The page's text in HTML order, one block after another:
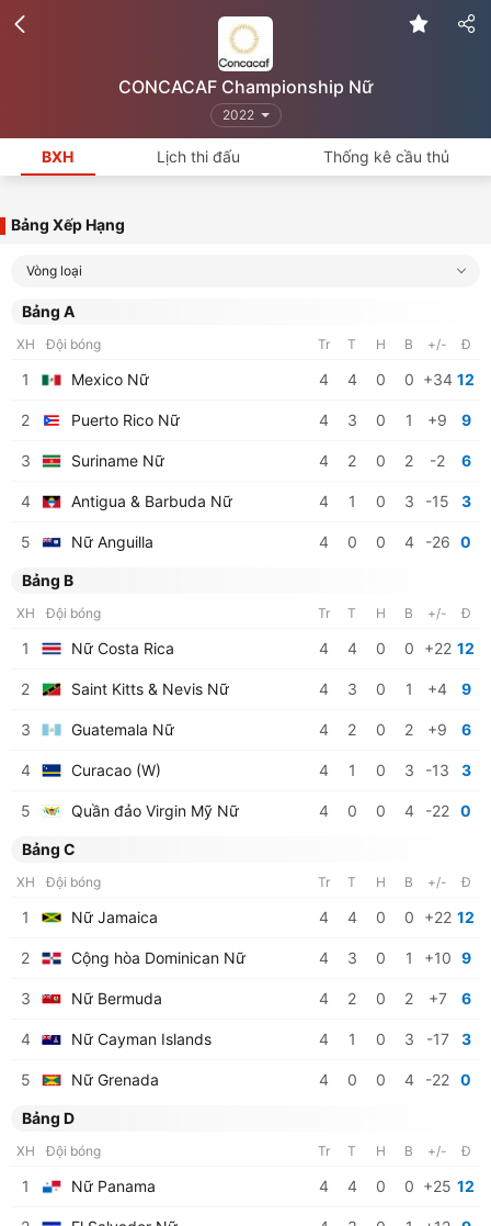
CONCACAF Championship Nữ
2022
BXH Lịch thi đấu Thống kê cầu thủ
Bảng Xếp Hạng
Vòng loại
Bảng A
XH Đội bóng Tr T H B +/- Đ
1 Mexico Nữ 4 4 0 0 +34 12
2 Puerto Rico Nữ 4 3 0 1 +9 9
3 Suriname Nữ 4 2 0 2 -2 6
4 Antigua & Barbuda Nữ 4 1 0 3 -15 3
5 Nữ Anguilla 4 0 0 4 -26 0
Bảng B
XH Đội bóng Tr T H B +/- Đ
1 Nữ Costa Rica 4 4 0 0 +22 12
2 Saint Kitts & Nevis Nữ 4 3 0 1 +4 9
3 Guatemala Nữ 4 2 0 2 +9 6
4 Curacao (W) 4 1 0 3 -13 3
5 Quần đảo Virgin Mỹ Nữ 4 0 0 4 -22 0
Bảng C
XH Đội bóng Tr T H B +/- Đ
1 Nữ Jamaica 4 4 0 0 +22 12
2 Cộng hòa Dominican Nữ 4 3 0 1 +10 9
3 Nữ Bermuda 4 2 0 2 +7 6
4 Nữ Cayman Islands 4 1 0 3 -17 3
5 Nữ Grenada 4 0 0 4 -22 0
Bảng D
XH Đội bóng Tr T H B +/- Đ
1 Nữ Panama 4 4 0 0 +25 12